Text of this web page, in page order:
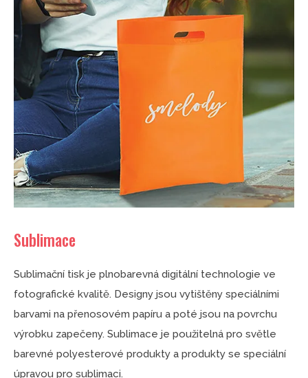
Sublimace
Sublimační tisk je plnobarevná digitální technologie ve
fotografické kvalitě. Designy jsou vytištěny speciálními
barvami na přenosovém papíru a poté jsou na povrchu
výrobku zapečeny. Sublimace je použitelná pro světle
barevné polyesterové produkty a produkty se speciální
úpravou pro sublimaci.